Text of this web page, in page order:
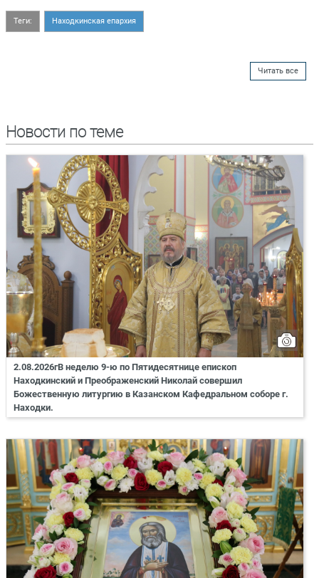
Теги: Находкинская епархия
Читать все
Новости по теме
2.08.2026гВ неделю 9-ю по Пятидесятнице епископ
Находкинский и Преображенский Николай совершил
Божественную литургию в Казанском Кафедральном соборе г.
Находки.